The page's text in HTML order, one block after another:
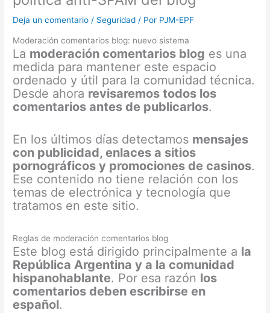
Deja un comentario / Seguridad / Por PJM-EPF
Moderación comentarios blog: nuevo sistema
La moderación comentarios blog es una
medida para mantener este espacio
ordenado y útil para la comunidad técnica.
Desde ahora revisaremos todos los
comentarios antes de publicarlos.
En los últimos días detectamos mensajes
con publicidad, enlaces a sitios
pornográficos y promociones de casinos.
Ese contenido no tiene relación con los
temas de electrónica y tecnología que
tratamos en este sitio.
Reglas de moderación comentarios blog
Este blog está dirigido principalmente a la
República Argentina y a la comunidad
hispanohablante. Por esa razón los
comentarios deben escribirse en
español.